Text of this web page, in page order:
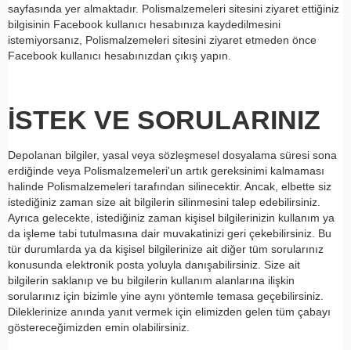
sayfasında yer almaktadır. Polismalzemeleri sitesini ziyaret ettiğiniz
bilgisinin Facebook kullanıcı hesabınıza kaydedilmesini
istemiyorsanız, Polismalzemeleri sitesini ziyaret etmeden önce
Facebook kullanıcı hesabınızdan çıkış yapın.
İSTEK VE SORULARINIZ
Depolanan bilgiler, yasal veya sözleşmesel dosyalama süresi sona
erdiğinde veya Polismalzemeleri'un artık gereksinimi kalmaması
halinde Polismalzemeleri tarafından silinecektir. Ancak, elbette siz
istediğiniz zaman size ait bilgilerin silinmesini talep edebilirsiniz.
Ayrıca gelecekte, istediğiniz zaman kişisel bilgilerinizin kullanım ya
da işleme tabi tutulmasına dair muvakatinizi geri çekebilirsiniz. Bu
tür durumlarda ya da kişisel bilgilerinize ait diğer tüm sorularınız
konusunda elektronik posta yoluyla danışabilirsiniz. Size ait
bilgilerin saklanıp ve bu bilgilerin kullanım alanlarına ilişkin
sorularınız için bizimle yine aynı yöntemle temasa geçebilirsiniz.
Dileklerinize anında yanıt vermek için elimizden gelen tüm çabayı
göstereceğimizden emin olabilirsiniz.